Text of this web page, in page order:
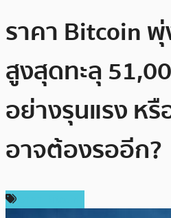
ราคา Bitcoin
สูงสุดทะลุ
อย่างรุนแรง ห
อาจต้องรออีก?